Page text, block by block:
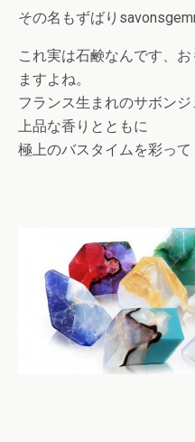
その名もずばり
これ実は石鹸なんです、
ますよね。
フランス生まれのサボン
上品な香りとともに
極上のバスタイムを彩って